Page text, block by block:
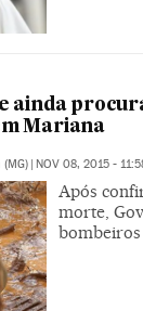
ainda
Mariana
| NOV 08, 2015 -
Após
morte,